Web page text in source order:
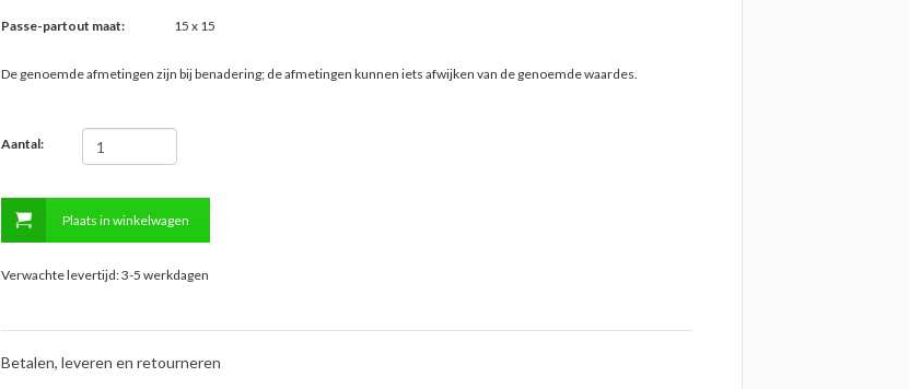
Passe-partout maat: 15 x 15
De genoemde afmetingen zijn bij benadering; de afmetingen kunnen iets afwijken van de genoemde waardes.
Aantal:
Plaats in winkelwagen
Verwachte levertijd: 3-5 werkdagen
Betalen, leveren en retourneren